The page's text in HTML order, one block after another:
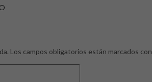
Los campos obligatorios están marcados con